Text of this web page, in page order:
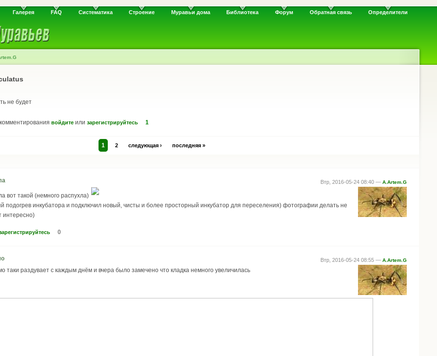
Галерея FAQ Систематика Строение Муравьи дома Библиотека Форум Обратная связь Определители
не будет
войдите или зарегистрируйтесь 1
1 2 следующая › последняя »
Втр, 2016-05-24 08:40 — A.Artem.G
вот такой (немного распухла)
подогрев инкубатора и подключил новый, чисты и более просторный инкубатор для переселения) фотографии делать не
интересно)
0
Втр, 2016-05-24 08:55 — A.Artem.G
таки раздувает с каждым днём и вчера было замечено что кладка немного увеличилась